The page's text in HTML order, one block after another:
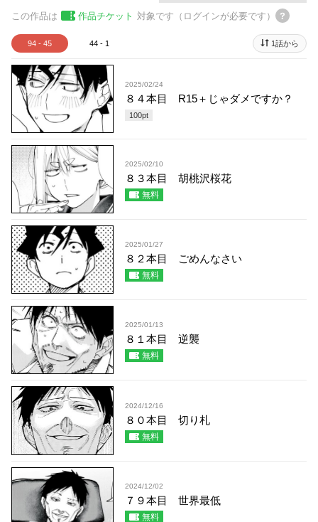
この作品は 作品チケット 対象です（ログインが必要です）
94 - 45 44 - 1 1話から
2025/02/24
８４本目 R15＋じゃダメですか？
100pt
2025/02/10
８３本目 胡桃沢桜花
無料
2025/01/27
８２本目 ごめんなさい
無料
2025/01/13
８１本目 逆襲
無料
2024/12/16
８０本目 切り札
無料
2024/12/02
７９本目 世界最低
無料